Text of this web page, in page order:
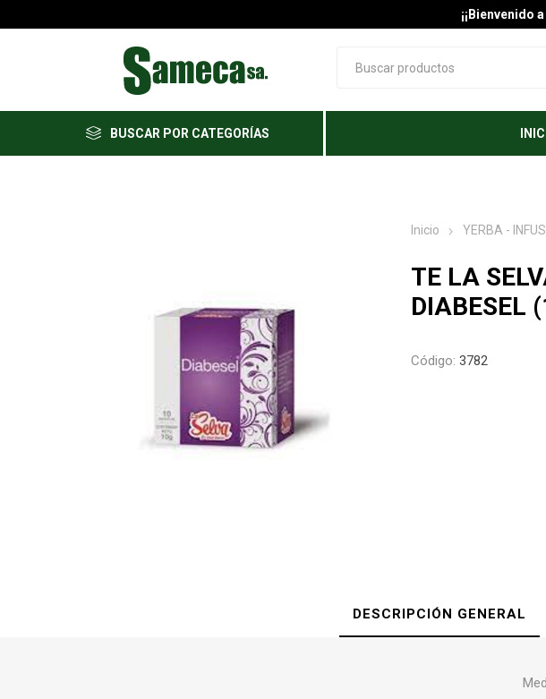
¡¡Bienvenido
BUSCAR POR CATEGORÍAS
Inicio YERBA -
TE LA
DIABESEL
Código: 3782
DESCRIPCIÓN GENERAL